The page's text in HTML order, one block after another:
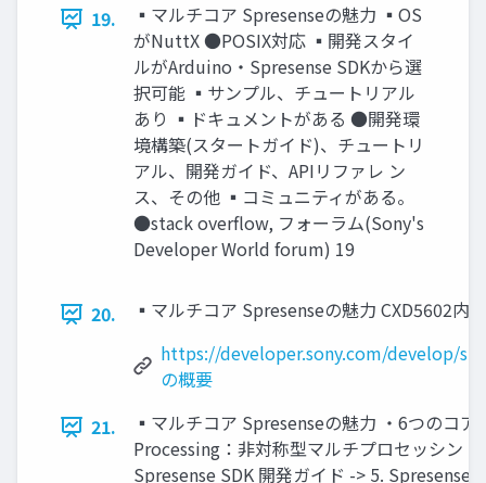
19.
▪マルチコア Spresenseの魅力 ▪OS
がNuttX ●POSIX対応 ▪開発スタイ
ルがArduino・Spresense SDKから選
択可能 ▪サンプル、チュートリアル
あり ▪ドキュメントがある ●開発環
境構築(スタートガイド)、チュートリ
アル、開発ガイド、APIリファレ ン
ス、その他 ▪コミュニティがある。
●stack overflow, フォーラム(Sony's
Developer World forum) 19
20.
▪マルチコア Spresenseの魅力 CXD5602
https://developer.sony.com/develop/
の概要
21.
▪マルチコア Spresenseの魅力 ・6つのコ
Processing：非対称型マルチプロセッシン
Spresense SDK 開発ガイド -> 5.